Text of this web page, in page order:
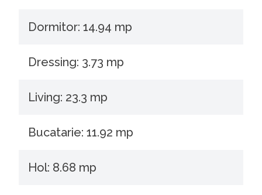
Dormitor: 14.94 mp
Dressing: 3.73 mp
Living: 23.3 mp
Bucatarie: 11.92 mp
Hol: 8.68 mp